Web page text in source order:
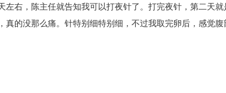
右，陈主任就告知我可以打夜针了。打完夜针，第二天就
的没那么痛。针特别细特别细，不过我取完卵后，感觉腹